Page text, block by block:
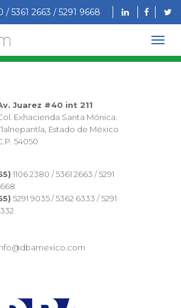
/ 5361 2663 / 5291 9668
Juarez #40 int 211
Exhacienda Santa Mónica.
Estado de México
54050
1106 2380 / 5361 2663 / 5291
5291 9035 / 5362 6333 / 5291